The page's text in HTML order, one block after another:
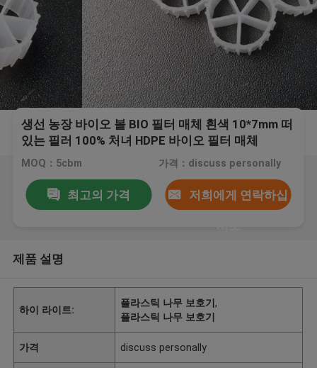
생선 농장 바이오 볼 BIO 필터 매체 흰색 10*7mm 떠
있는 필러 100% 처녀 HDPE 바이오 필터 매체
MOQ：5cbm 가격：discuss personally
최고의 가격 저희에게 연락하십
제품 설명
하이 라이트:
플라스틱 나무 보호기,
플라스틱 나무 보호기
가격 discuss personally